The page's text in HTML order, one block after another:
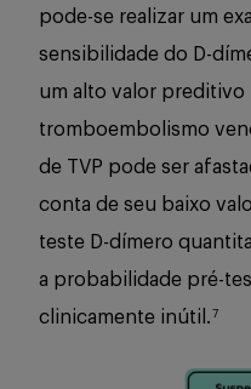
pode-se realizar um
sensibilidade do D-
um alto valor preditivo
tromboembolismo
de TVP pode ser
conta de seu baixo
teste D-dímero
a probabilidade pré-
clinicamente inútil. 7